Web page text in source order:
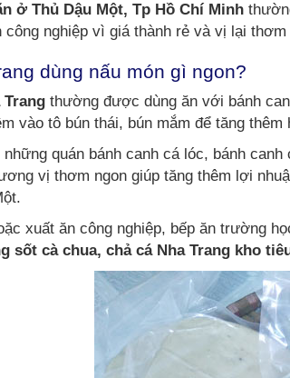
ở Thủ Dậu Một, Tp Hồ Chí Minh
công nghiệp vì giá thành rẻ và vị lại
dùng nấu món gì ngon?
Trang thường được dùng ăn với bánh
vào tô bún thái, bún mắm để tăng
những quán bánh canh cá lóc, bánh
vị thơm ngon giúp tăng thêm lợi
xuất ăn công nghiệp, bếp ăn trường
sốt cà chua, chả cá Nha Trang kho